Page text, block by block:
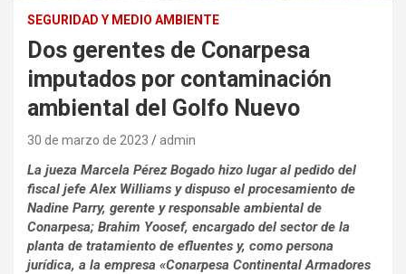
SEGURIDAD Y MEDIO AMBIENTE
Dos gerentes de Conarpesa
imputados por contaminación
ambiental del Golfo Nuevo
30 de marzo de 2023 admin
La jueza Marcela Pérez Bogado hizo lugar al pedido del
fiscal jefe Alex Williams y dispuso el procesamiento de
Nadine Parry, gerente y responsable ambiental de
Conarpesa; Brahim Yoosef, encargado del sector de la
planta de tratamiento de efluentes y, como persona
jurídica, a la empresa «Conarpesa Continental Armadores